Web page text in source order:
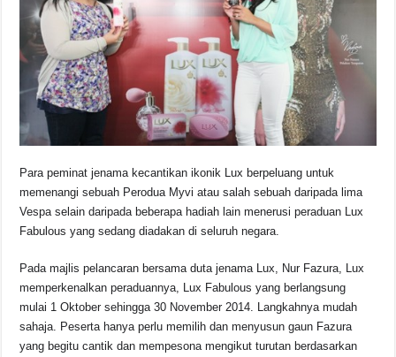
o
o
k
p
p
s
n
k
Para peminat jenama kecantikan ikonik Lux berpeluang untuk
memenangi sebuah Perodua Myvi atau salah sebuah daripada lima
Vespa selain daripada beberapa hadiah lain menerusi peraduan Lux
Fabulous yang sedang diadakan di seluruh negara.
Pada majlis pelancaran bersama duta jenama Lux, Nur Fazura, Lux
memperkenalkan peraduannya, Lux Fabulous yang berlangsung
mulai 1 Oktober sehingga 30 November 2014. Langkahnya mudah
sahaja. Peserta hanya perlu memilih dan menyusun gaun Fazura
yang begitu cantik dan mempesona mengikut turutan berdasarkan